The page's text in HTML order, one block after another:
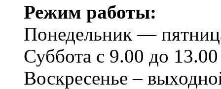
Режим работы:
Понедельник —
Суббота с 9.00 до 13.00
Воскресенье –